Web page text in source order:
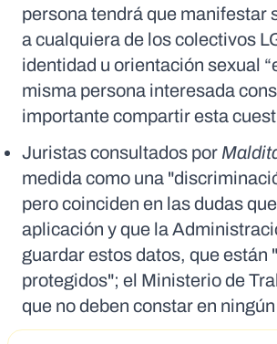
persona tendrá que manifestar
a cualquiera de los colectivos
identidad u orientación sexual
misma persona interesada
importante compartir esta
Juristas consultados por
medida como una
pero coinciden en las dudas
aplicación y que la
guardar estos datos, que están
protegidos"; el Ministerio de
que no deben constar en